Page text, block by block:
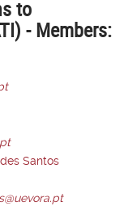
to
- Members:
Santos